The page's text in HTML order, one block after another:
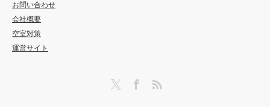
お問い合わせ
会社概要
空室対策
運営サイト